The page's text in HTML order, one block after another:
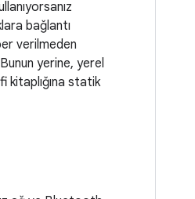
bağlantı
verilmeden
yerine, yerel
kitaplığına statik